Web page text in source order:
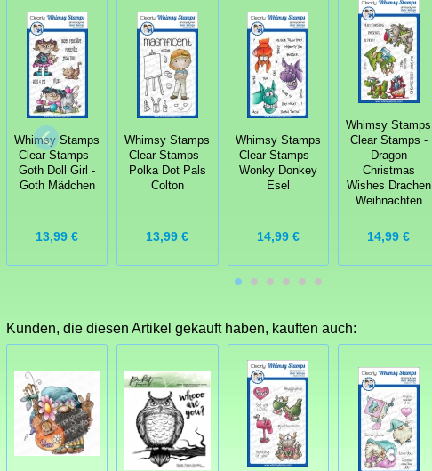
Whimsy Stamps
Clear Stamps -
Goth Doll Girl -
Goth Mädchen
13,99 €
Whimsy Stamps
Clear Stamps -
Polka Dot Pals
Colton
13,99 €
Whimsy Stamps
Clear Stamps -
Wonky Donkey
Esel
14,99 €
Whimsy Stamps
Clear Stamps -
Dragon
Christmas
Wishes Drachen
Weihnachten
14,99 €
Kunden, die diesen Artikel gekauft haben, kauften auch: